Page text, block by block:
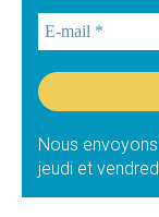
Nous
jeudi et